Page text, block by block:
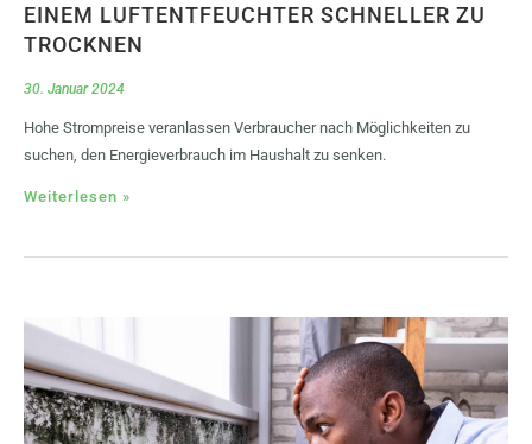
EINEM LUFTENTFEUCHTER SCHNELLER ZU
TROCKNEN
30. Januar 2024
Hohe Strompreise veranlassen Verbraucher nach Möglichkeiten zu
suchen, den Energieverbrauch im Haushalt zu senken.
Weiterlesen »